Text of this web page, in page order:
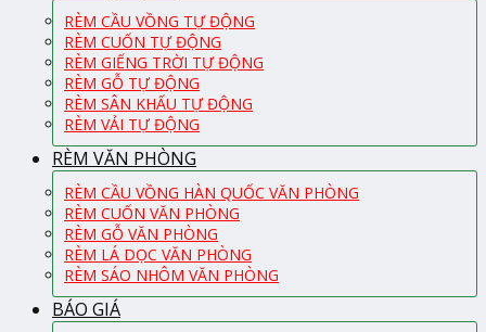
RÈM CẦU VỒNG TỰ ĐỘNG
RÈM CUỐN TỰ ĐỘNG
RÈM GIẾNG TRỜI TỰ ĐỘNG
RÈM GỖ TỰ ĐỘNG
RÈM SÂN KHẤU TỰ ĐỘNG
RÈM VẢI TỰ ĐỘNG
RÈM VĂN PHÒNG
RÈM CẦU VỒNG HÀN QUỐC VĂN PHÒNG
RÈM CUỐN VĂN PHÒNG
RÈM GỖ VĂN PHÒNG
RÈM LÁ DỌC VĂN PHÒNG
RÈM SÁO NHÔM VĂN PHÒNG
BÁO GIÁ